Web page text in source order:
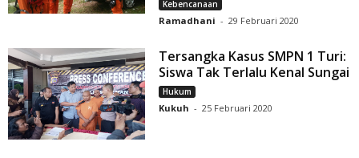
Kebencanaan
Ramadhani - 29 Februari 2020
Tersangka Kasus SMPN 1 Turi:
Siswa Tak Terlalu Kenal Sungai
Hukum
Kukuh - 25 Februari 2020